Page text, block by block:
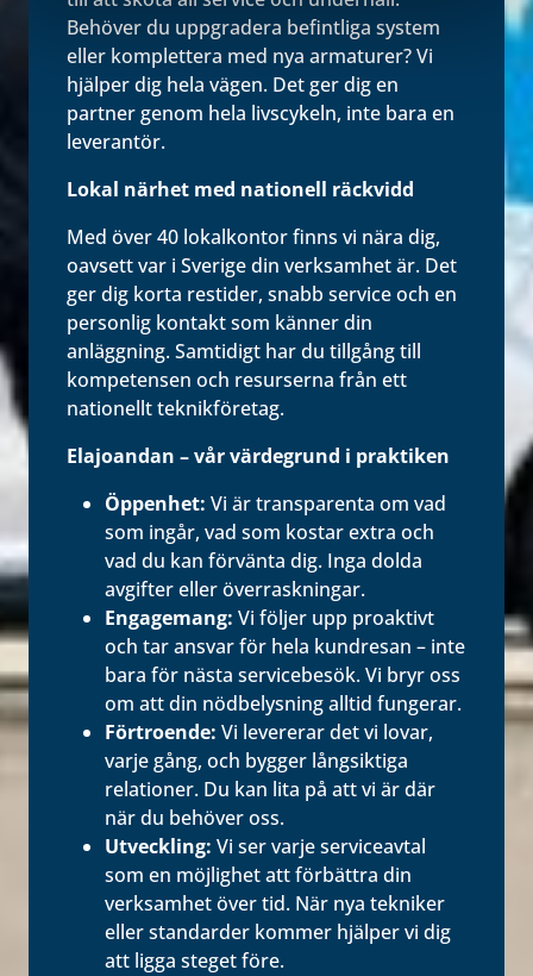
Behöver du uppgradera befintliga system
eller komplettera med nya armaturer? Vi
hjälper dig hela vägen. Det ger dig en
partner genom hela livscykeln, inte bara en
leverantör.
Lokal närhet med nationell räckvidd
Med över 40 lokalkontor finns vi nära dig,
oavsett var i Sverige din verksamhet är. Det
ger dig korta restider, snabb service och en
personlig kontakt som känner din
anläggning. Samtidigt har du tillgång till
kompetensen och resurserna från ett
nationellt teknikföretag.
Elajoandan – vår värdegrund i praktiken
Öppenhet: Vi är transparenta om vad
som ingår, vad som kostar extra och
vad du kan förvänta dig. Inga dolda
avgifter eller överraskningar.
Engagemang: Vi följer upp proaktivt
och tar ansvar för hela kundresan – inte
bara för nästa servicebesök. Vi bryr oss
om att din nödbelysning alltid fungerar.
Förtroende: Vi levererar det vi lovar,
varje gång, och bygger långsiktiga
relationer. Du kan lita på att vi är där
när du behöver oss.
Utveckling: Vi ser varje serviceavtal
som en möjlighet att förbättra din
verksamhet över tid. När nya tekniker
eller standarder kommer hjälper vi dig
att ligga steget före.